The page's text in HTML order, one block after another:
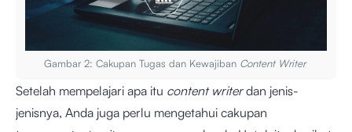
Gambar 2: Cakupan Tugas dan Kewajiban Content Writer
Setelah mempelajari apa itu content writerdan jenis-
jenisnya, Anda juga perlu mengetahui cakupan